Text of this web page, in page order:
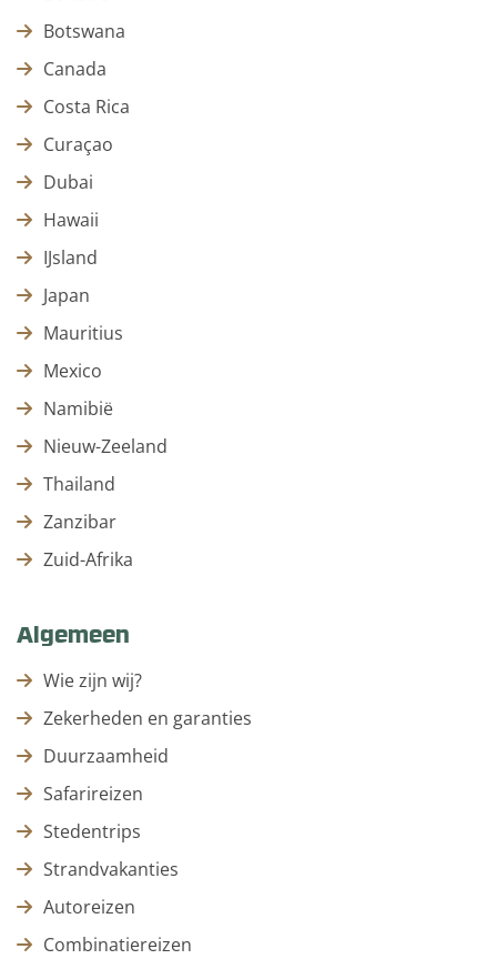
Botswana
Canada
Costa Rica
Curaçao
Dubai
Hawaii
IJsland
Japan
Mauritius
Mexico
Namibië
Nieuw-Zeeland
Thailand
Zanzibar
Zuid-Afrika
Algemeen
Wie zijn wij?
Zekerheden en garanties
Duurzaamheid
Safarireizen
Stedentrips
Strandvakanties
Autoreizen
Combinatiereizen